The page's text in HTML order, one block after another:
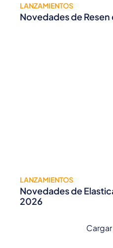
LANZAMIENTOS
Novedades de Resen
LANZAMIENTOS
Novedades de
2026